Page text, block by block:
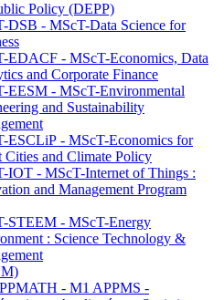
Policy (DEPP)
DSB - MScT-Data Science for
EDACF - MScT-Economics, Data
and Corporate Finance
EESM - MScT-Environmental
and Sustainability
ESCLiP - MScT-Economics for
Cities and Climate Policy
IOT - MScT-Internet of Things :
and Management Program
STEEM - MScT-Energy
: Science Technology &
- M1 APPMS -